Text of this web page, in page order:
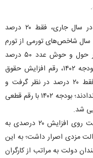
حقوق کارمندان شاغل و بازنشسته‌ی دولت در سال جاری، فقط ۲۰ درصد
سال شاخص‌های تورمی از تورم
نقطه به نقطه گرفته تا تورم سالانه، همگی در حول و حوش عدد ۵۰ درصد
می‌چرخیدند؛ با این حال، دولت در لایحه‌ی بودجه ۱۴۰۲، رقم افزایش حقوق
شاغلان و بازنشستگانِ زیرمجموعه‌ی خود را فقط ۲۰ درصد در نظر گرفت و
نمایندگان مجلس نیز این رقم ناچیز را افزایش ندادند؛ بودجه ۱۴۰۲ با رقم قطعی
در ادامه در مذاکرات مزدی ۱۴۰۲ کارگران، دولت روی افزایش ۲۰ درصدی به
مزدی اصرار داشت؛ به این
دولت به مراتب از کارگران